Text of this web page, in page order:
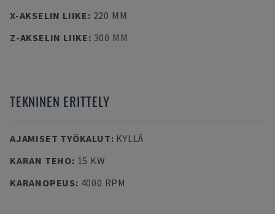
X-AKSELIN LIIKE: 220 MM
Z-AKSELIN LIIKE: 300 MM
TEKNINEN ERITTELY
AJAMISET TYÖKALUT: KYLLÄ
KARAN TEHO: 15 KW
KARANOPEUS: 4000 RPM